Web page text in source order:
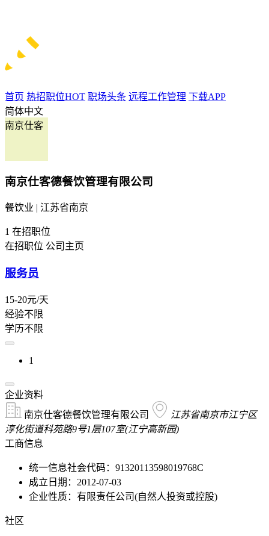
首页 热招职位HOT 职场头条 远程工作管理 下载APP
简体中文
南京仕客
南京仕客德餐饮管理有限公司
餐饮业 | 江苏省南京
1 在招职位
在招职位 公司主页
服务员
15-20元/天
经验不限
学历不限
1
企业资料
南京仕客德餐饮管理有限公司
江苏省南京市江宁区
淳化街道科苑路9号1层107室(江宁高新园)
工商信息
统一信息社会代码：91320113598019768C
成立日期：2012-07-03
企业性质：有限责任公司(自然人投资或控股)
社区